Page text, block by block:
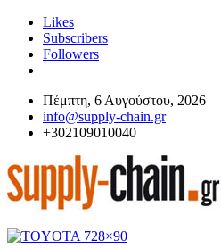
Likes
Subscribers
Followers
Πέμπτη, 6 Αυγούστου, 2026
info@supply-chain.gr
+302109010040